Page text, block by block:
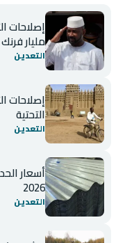
مليار
التعدين
إصلاحات
التحتية
التعدين
2026
التعدين